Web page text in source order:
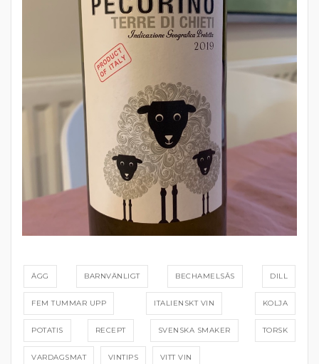
ÄGG BARNVÄNLIGT BECHAMELSÅS DILL
FEM TUMMAR UPP ITALIENSKT VIN KOLJA
POTATIS RECEPT SVENSKA SMAKER TORSK
VARDAGSMAT VINTIPS VITT VIN